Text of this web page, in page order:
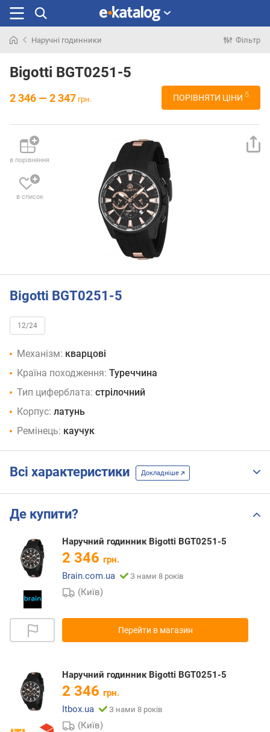
раніше
Наручні годинники Фільтр
Bigotti BGT0251-5
2 346 — 2 347 грн. ПОРІВНЯТИ ЦІНИ 5
в порівняння
в список
Bigotti BGT0251-5
12/24
Механізм: кварцові
Країна походження: Туреччина
Тип циферблата: стрілочний
Корпус: латунь
Ремінець: каучук
Всі характеристики Докладніше
Де купити?
Наручний годинник Bigotti BGT0251-5
2 346 грн.
Brain.com.ua
З нами 8 років
(Київ)
Перейти в магазин
Наручний годинник Bigotti BGT0251-5
2 346 грн.
Itbox.ua
З нами 8 років
(Київ)